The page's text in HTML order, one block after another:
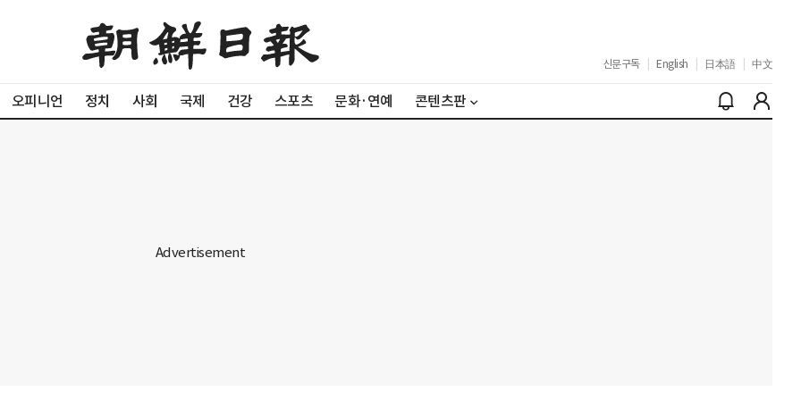
신문구독 English 日本語 中文
오피니언 정치 사회 국제 건강 스포츠 문화·연예 콘텐츠판